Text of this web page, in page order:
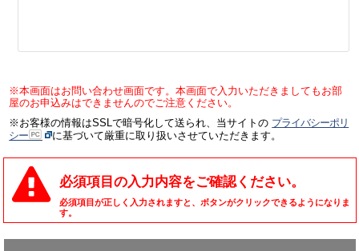
※本画面はお問い合わせ画面です。本画面で入力いただきましてもお部
屋のお申込みはできませんのでご注意ください。
※お客様の情報はSSLで暗号化して送られ、当サイトの プライバシーポリ
シー
に基づいて厳重に取り扱いさせていただきます。
必須項目の入力内容をご確認ください。
必須項目が正しく入力されますと、ボタンがクリックできるようになりま
す。